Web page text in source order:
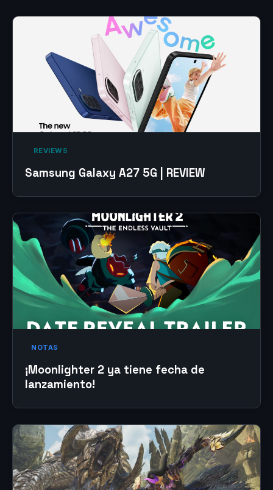
‎ REVIEWS‎
Samsung Galaxy A27 5G | REVIEW
NOTAS
¡Moonlighter 2 ya tiene fecha de
lanzamiento!